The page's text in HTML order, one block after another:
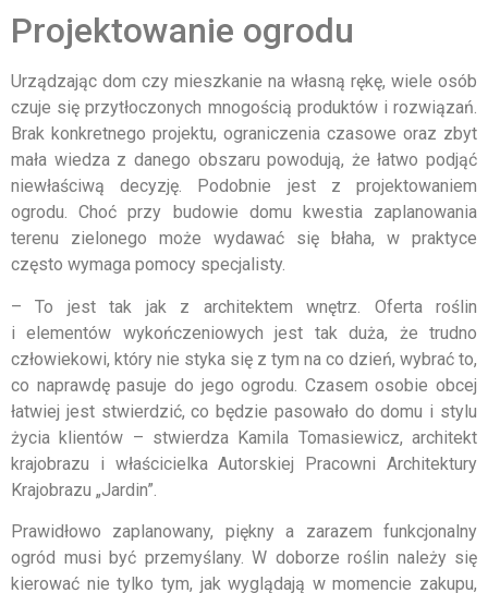
Projektowanie ogrodu
Urządzając dom czy mieszkanie na własną rękę, wiele osób
czuje się przytłoczonych mnogością produktów i rozwiązań.
Brak konkretnego projektu, ograniczenia czasowe oraz zbyt
mała wiedza z danego obszaru powodują, że łatwo podjąć
niewłaściwą decyzję. Podobnie jest z projektowaniem
ogrodu. Choć przy budowie domu kwestia zaplanowania
terenu zielonego może wydawać się błaha, w praktyce
często wymaga pomocy specjalisty.
– To jest tak jak z architektem wnętrz. Oferta roślin
i elementów wykończeniowych jest tak duża, że trudno
człowiekowi, który nie styka się z tym na co dzień, wybrać to,
co naprawdę pasuje do jego ogrodu. Czasem osobie obcej
łatwiej jest stwierdzić, co będzie pasowało do domu i stylu
życia klientów – stwierdza Kamila Tomasiewicz, architekt
krajobrazu i właścicielka Autorskiej Pracowni Architektury
Krajobrazu „Jardin”.
Prawidłowo zaplanowany, piękny a zarazem funkcjonalny
ogród musi być przemyślany. W doborze roślin należy się
kierować nie tylko tym, jak wyglądają w momencie zakupu,